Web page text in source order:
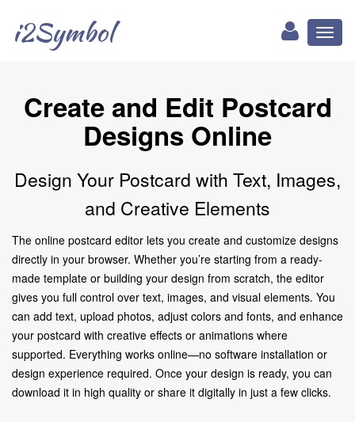
i2Symbol
Create and Edit Postcard
Designs Online
Design Your Postcard with Text, Images,
and Creative Elements
The online postcard editor lets you create and customize designs
directly in your browser. Whether you’re starting from a ready-
made template or building your design from scratch, the editor
gives you full control over text, images, and visual elements. You
can add text, upload photos, adjust colors and fonts, and enhance
your postcard with creative effects or animations where
supported. Everything works online—no software installation or
design experience required. Once your design is ready, you can
download it in high quality or share it digitally in just a few clicks.